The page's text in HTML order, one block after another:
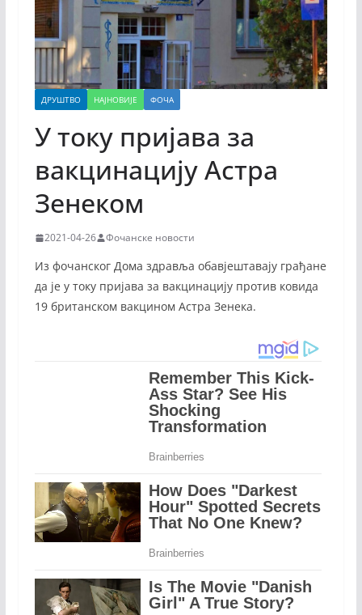
ДРУШТВО НАЈНОВИЈЕ ФОЧА
У току пријава за
вакцинацију Астра
Зенеком
2021-04-26 Фочанске новости
Из фочанског Дома здравља обавјештавају грађане
да је у току пријава за вакцинацију против ковида
19 британском вакцином Астра Зенека.